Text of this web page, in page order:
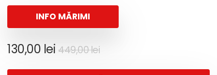
INFO MĂRIMI
449,00leiPrețul
130,00 lei
Prețul